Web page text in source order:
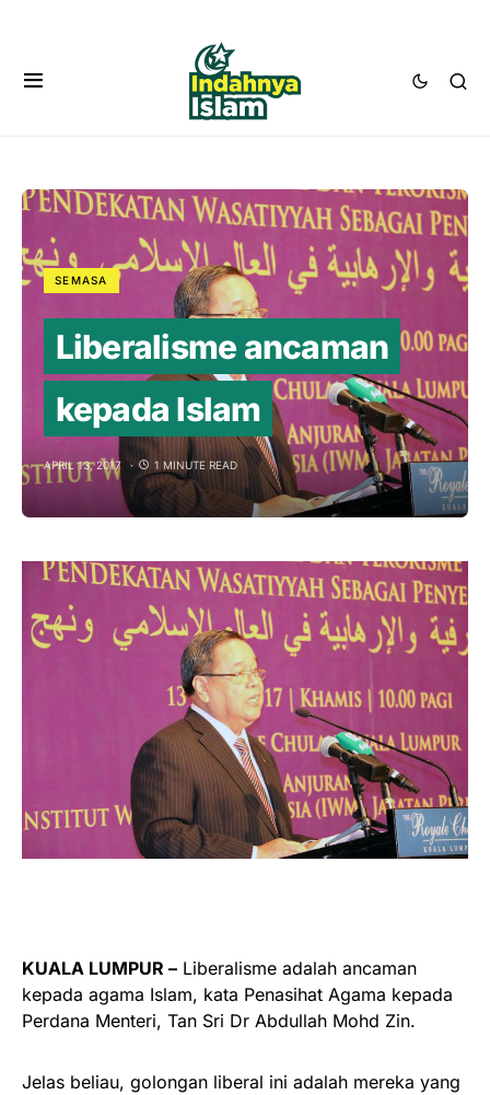
SEMASA
Liberalisme ancaman
kepada Islam
APRIL 13, 2017 1 MINUTE READ
KUALA LUMPUR – Liberalisme adalah ancaman
kepada agama Islam, kata Penasihat Agama kepada
Perdana Menteri, Tan Sri Dr Abdullah Mohd Zin.
Jelas beliau, golongan liberal ini adalah mereka yang